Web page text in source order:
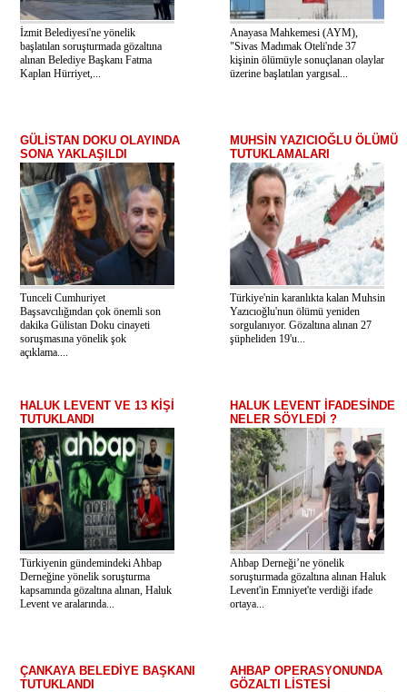
İzmit Belediyesi'ne yönelik
başlatılan soruşturmada gözaltına
alınan Belediye Başkanı Fatma
Kaplan Hürriyet,...
Anayasa Mahkemesi (AYM),
"Sivas Madımak Oteli'nde 37
kişinin ölümüyle sonuçlanan olaylar
üzerine başlatılan yargısal...
GÜLİSTAN DOKU OLAYINDA
SONA YAKLAŞILDI
Tunceli Cumhuriyet
Başsavcılığından çok önemli son
dakika Gülistan Doku cinayeti
soruşmasına yönelik şok
açıklama....
MUHSİN YAZICIOĞLU ÖLÜMÜ
TUTUKLAMALARI
Türkiye'nin karanlıkta kalan Muhsin
Yazıcıoğlu'nun ölümü yeniden
sorgulanıyor. Gözaltına alınan 27
şüpheliden 19'u...
HALUK LEVENT VE 13 KİŞİ
TUTUKLANDI
Türkiyenin gündemindeki Ahbap
Derneğine yönelik soruşturma
kapsamında gözaltına alınan, Haluk
Levent ve aralarında...
HALUK LEVENT İFADESİNDE
NELER SÖYLEDİ ?
Ahbap Derneği’ne yönelik
soruşturmada gözaltına alınan Haluk
Levent'in Emniyet'te verdiği ifade
ortaya...
ÇANKAYA BELEDİYE BAŞKANI
TUTUKLANDI
AHBAP OPERASYONUNDA
GÖZALTI LİSTESİ